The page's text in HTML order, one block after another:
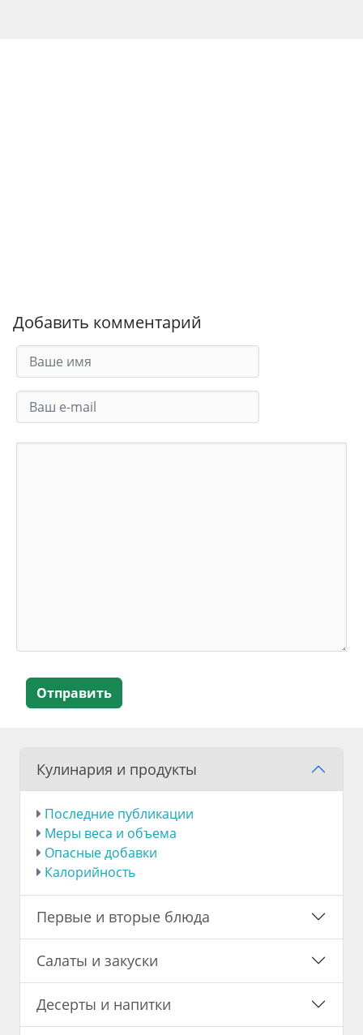
Добавить комментарий
Отправить
Кулинария и продукты
Последние публикации
Меры веса и объема
Опасные добавки
Калорийность
Первые и вторые блюда
Салаты и закуски
Десерты и напитки